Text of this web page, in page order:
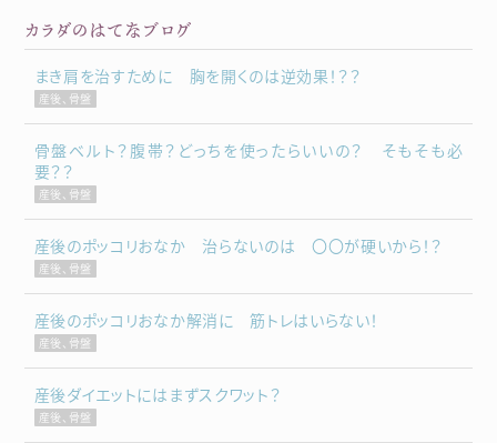
カラダのはてなブログ
まき肩を治すために 胸を開くのは逆効果！？？
産後、骨盤
骨盤ベルト？腹帯？どっちを使ったらいいの？ そもそも必
要？？
産後、骨盤
産後のポッコリおなか 治らないのは 〇〇が硬いから！？
産後、骨盤
産後のポッコリおなか解消に 筋トレはいらない！
産後、骨盤
産後ダイエットにはまずスクワット？
産後、骨盤